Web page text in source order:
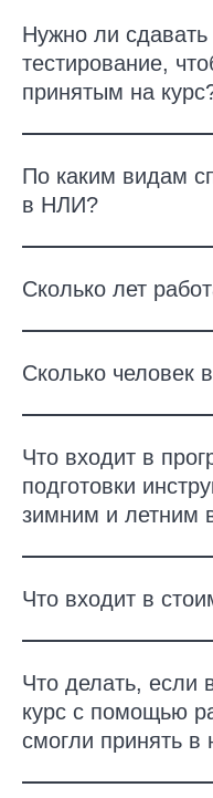
Нужно ли сдавать
тестирование,
принятым на
По каким видам
в НЛИ?
Сколько лет
Сколько человек
Что входит в
подготовки
зимним и летним
Что входит в
Что делать, если
курс с помощью
смогли принять в